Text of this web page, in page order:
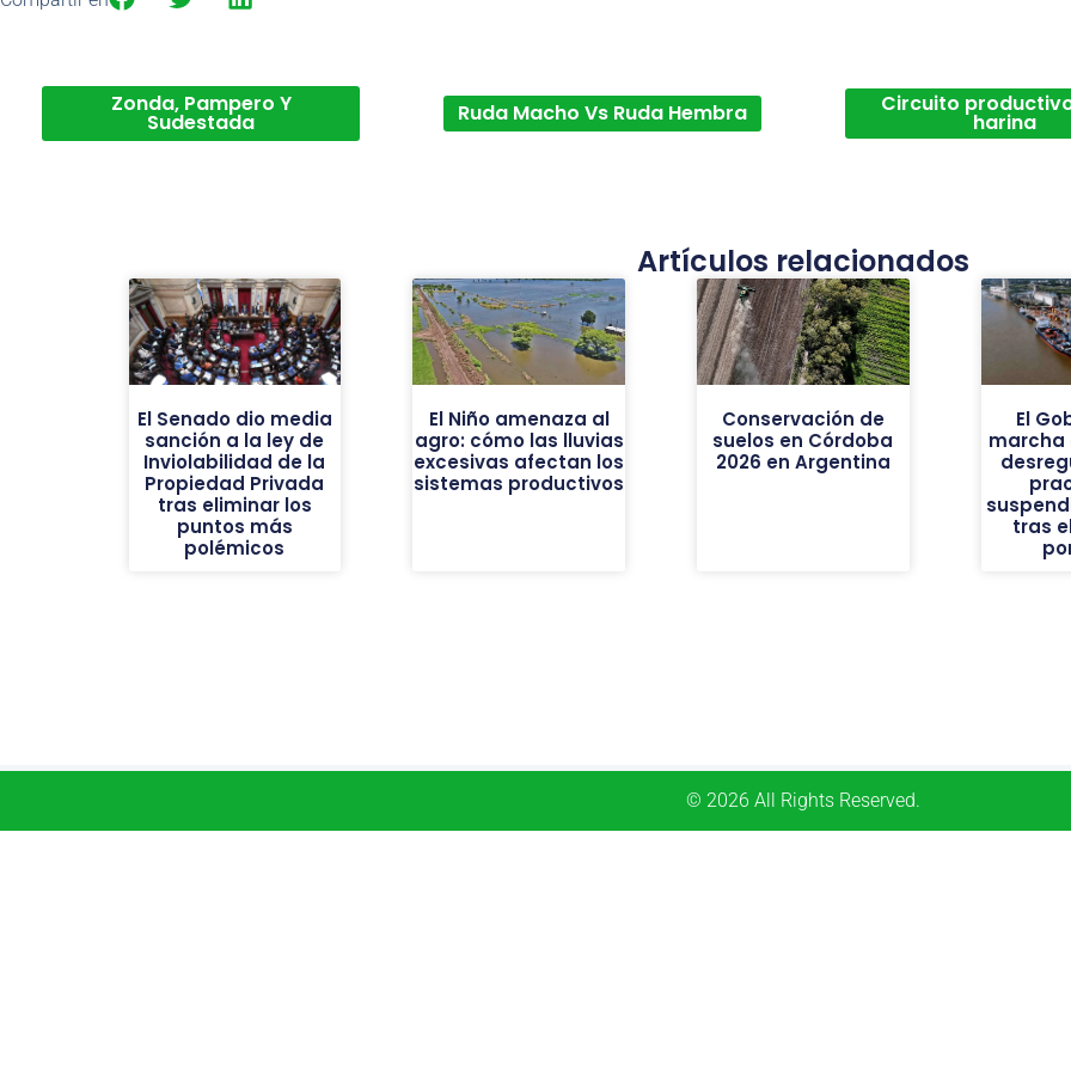
Zonda, Pampero Y
Sudestada Ruda Macho Vs Ruda Hembra Circuito
harina
Artículos relacionados
El Senado dio media
sanción a la ley de
Inviolabilidad de la
Propiedad Privada
tras eliminar los
puntos más
polémicos
El Niño amenaza al
agro: cómo las lluvias
excesivas afectan los
sistemas productivos
Conservación de
suelos en Córdoba
2026 en Argentina
El
marcha
tras
© 2026 All Rights Reserved.